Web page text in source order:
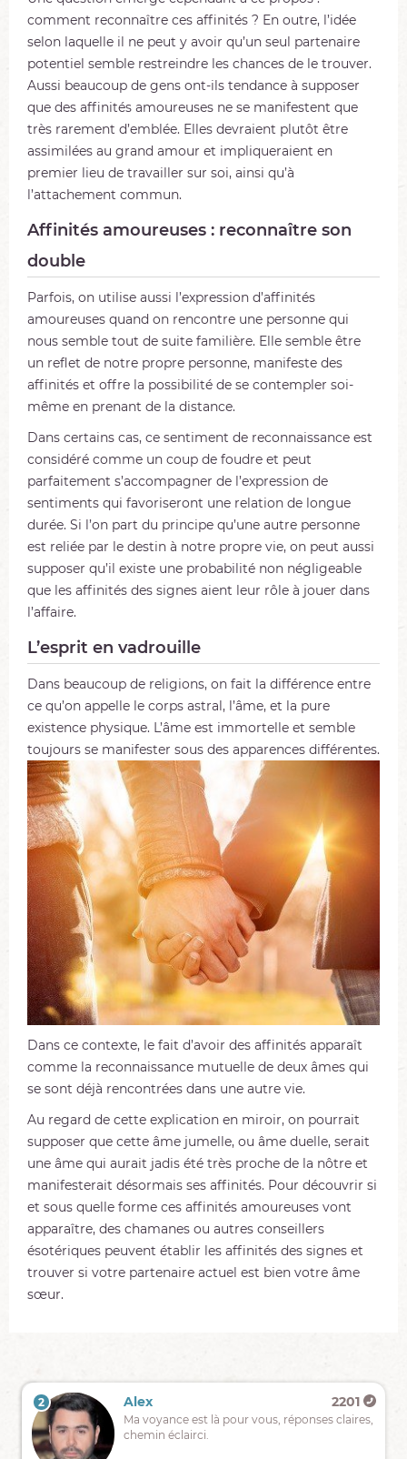
comment reconnaître ces affinités ? En outre, l’idée
selon laquelle il ne peut y avoir qu’un seul partenaire
potentiel semble restreindre les chances de le trouver.
Aussi beaucoup de gens ont-ils tendance à supposer
que des affinités amoureuses ne se manifestent que
très rarement d’emblée. Elles devraient plutôt être
assimilées au grand amour et impliqueraient en
premier lieu de travailler sur soi, ainsi qu’à
l’attachement commun.
Affinités amoureuses : reconnaître son
double
Parfois, on utilise aussi l’expression d’affinités
amoureuses quand on rencontre une personne qui
nous semble tout de suite familière. Elle semble être
un reflet de notre propre personne, manifeste des
affinités et offre la possibilité de se contempler soi-
même en prenant de la distance.
Dans certains cas, ce sentiment de reconnaissance est
considéré comme un coup de foudre et peut
parfaitement s’accompagner de l’expression de
sentiments qui favoriseront une relation de longue
durée. Si l’on part du principe qu’une autre personne
est reliée par le destin à notre propre vie, on peut aussi
supposer qu’il existe une probabilité non négligeable
que les affinités des signes aient leur rôle à jouer dans
l’affaire.
L’esprit en vadrouille
Dans beaucoup de religions, on fait la différence entre
ce qu’on appelle le corps astral, l’âme, et la pure
existence physique. L’âme est immortelle et semble
toujours se manifester sous des apparences différentes.
Dans ce contexte, le fait d’avoir des affinités apparaît
comme la reconnaissance mutuelle de deux âmes qui
se sont déjà rencontrées dans une autre vie.
Au regard de cette explication en miroir, on pourrait
supposer que cette âme jumelle, ou âme duelle, serait
une âme qui aurait jadis été très proche de la nôtre et
manifesterait désormais ses affinités. Pour découvrir si
et sous quelle forme ces affinités amoureuses vont
apparaître, des chamanes ou autres conseillers
ésotériques peuvent établir les affinités des signes et
trouver si votre partenaire actuel est bien votre âme
sœur.
1 Vivien
413
Une
voyance
2 Alex 2201
Ma voyance est là pour vous, réponses claires,
chemin éclairci.